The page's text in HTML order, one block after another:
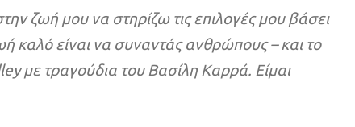
ζωή μου να στηρίζω τις επιλογές μου βάσει
καλό είναι να συναντάς ανθρώπους – και το
με τραγούδια του Βασίλη Καρρά. Είμαι